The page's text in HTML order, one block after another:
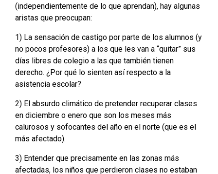
(independientemente de lo que aprendan), hay algunas
aristas que preocupan:
1) La sensación de castigo por parte de los alumnos (y
no pocos profesores) a los que les van a “quitar” sus
días libres de colegio a las que también tienen
derecho. ¿Por qué lo sienten así respecto a la
asistencia escolar?
2) El absurdo climático de pretender recuperar clases
en diciembre o enero que son los meses más
calurosos y sofocantes del año en el norte (que es el
más afectado).
3) Entender que precisamente en las zonas más
afectadas, los niños que perdieron clases no estaban